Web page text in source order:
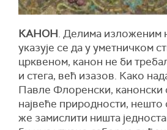
КА­НОН. Де­ли­ма из­ло­же­ним
ука­зу­је се да у умет­нич­ком
цр­кве­ном, ка­нон не би
и сте­га, већ иза­зов. Ка­ко
Па­вле Фло­рен­ски, ка­нон­ски
нај­ве­ће при­род­но­сти,
же за­ми­сли­ти ни­шта